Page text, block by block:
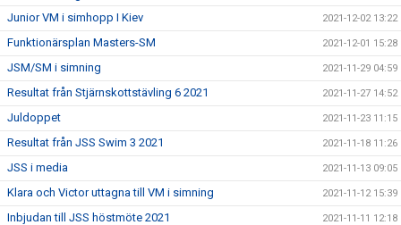
Junior VM i simhopp I Kiev 2021-12-02 13:22
Funktionärsplan Masters-SM 2021-12-01 15:28
JSM/SM i simning 2021-11-29 04:59
Resultat från Stjärnskottstävling 6 2021 2021-11-27 14:52
Juldoppet 2021-11-23 11:15
Resultat från JSS Swim 3 2021 2021-11-18 11:26
JSS i media 2021-11-13 09:05
Klara och Victor uttagna till VM i simning 2021-11-12 15:39
Inbjudan till JSS höstmöte 2021 2021-11-11 12:18